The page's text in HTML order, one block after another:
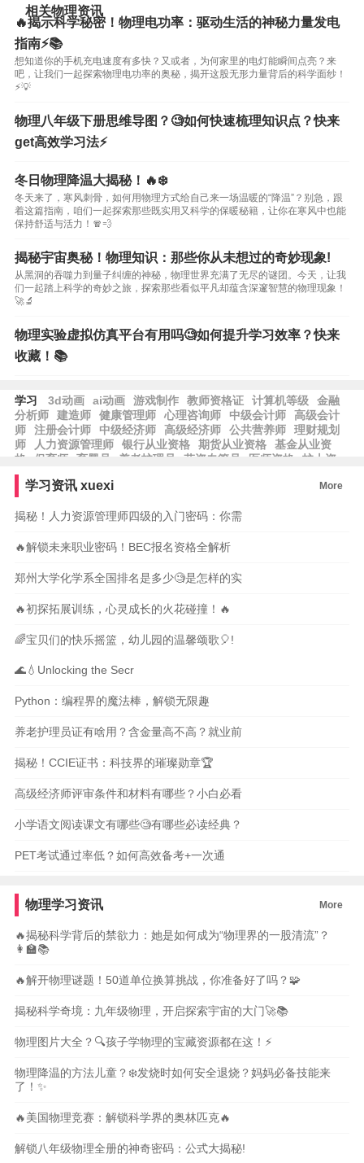
相关物理资讯
🔥揭示科学秘密！物理电功率：驱动生活的神秘力量发电
指南⚡📚
想知道你的手机充电速度有多快？又或者，为何家里的电灯能瞬间点亮？来
吧，让我们一起探索物理电功率的奥秘，揭开这股无形力量背后的科学面纱！
⚡💡
物理八年级下册思维导图？🧐如何快速梳理知识点？快来
get高效学习法⚡️
冬日物理降温大揭秘！🔥❄️
冬天来了，寒风刺骨，如何用物理方式给自己来一场温暖的“降温”？别急，跟
着这篇指南，咱们一起探索那些既实用又科学的保暖秘籍，让你在寒风中也能
保持舒适与活力！🧣💨
揭秘宇宙奥秘！物理知识：那些你从未想过的奇妙现象!
从黑洞的吞噬力到量子纠缠的神秘，物理世界充满了无尽的谜团。今天，让我
们一起踏上科学的奇妙之旅，探索那些看似平凡却蕴含深邃智慧的物理现象！
🚀🔬
物理实验虚拟仿真平台有用吗🧐如何提升学习效率？快来
收藏！📚
学习 3d动画 ai动画 游戏制作 教师资格证 计算机等级
金融
分析师
建造师 健康管理师 心理咨询师 中级会计师
高级会计
师
注册会计师 中级经济师 高级经济师 公共营养师
理财规划
师
人力资源管理师 银行从业资格 期货从业资格
基金从业资
格
保育师 育婴员 养老护理员 劳资专管员 医师资格
护士资
格
学习资讯 xuexi More
揭秘！人力资源管理师四级的入门密码：你需
🔥解锁未来职业密码！BEC报名资格全解析
郑州大学化学系全国排名是多少🧐是怎样的实
🔥初探拓展训练，心灵成长的火花碰撞！🔥
🌈宝贝们的快乐摇篮，幼儿园的温馨颂歌🎈!
🌊💧Unlocking the Secr
Python：编程界的魔法棒，解锁无限趣
养老护理员证有啥用？含金量高不高？就业前
揭秘！CCIE证书：科技界的璀璨勋章🏆
高级经济师评审条件和材料有哪些？小白必看
小学语文阅读课文有哪些🧐有哪些必读经典？
PET考试通过率低？如何高效备考+一次通
物理学习资讯 More
🔥揭秘科学背后的禁欲力：她是如何成为“物理界的一股清流”？
👩‍🏫📚
🔥解开物理谜题！50道单位换算挑战，你准备好了吗？🧩
揭秘科学奇境：九年级物理，开启探索宇宙的大门🚀📚
物理图片大全？🔍孩子学物理的宝藏资源都在这！⚡️
物理降温的方法儿童？❄️发烧时如何安全退烧？妈妈必备技能来
了！✨
🔥美国物理竞赛：解锁科学界的奥林匹克🔥
解锁八年级物理全册的神奇密码：公式大揭秘!